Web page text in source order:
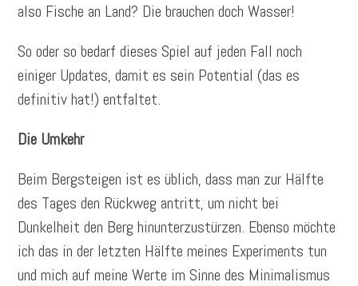
also Fische an Land? Die brauchen doch Wasser!
So oder so bedarf dieses Spiel auf jeden Fall noch
einiger Updates, damit es sein Potential (das es
definitiv hat!) entfaltet.
Die Umkehr
Beim Bergsteigen ist es üblich, dass man zur Hälfte
des Tages den Rückweg antritt, um nicht bei
Dunkelheit den Berg hinunterzustürzen. Ebenso möchte
ich das in der letzten Hälfte meines Experiments tun
und mich auf meine Werte im Sinne des Minimalismus